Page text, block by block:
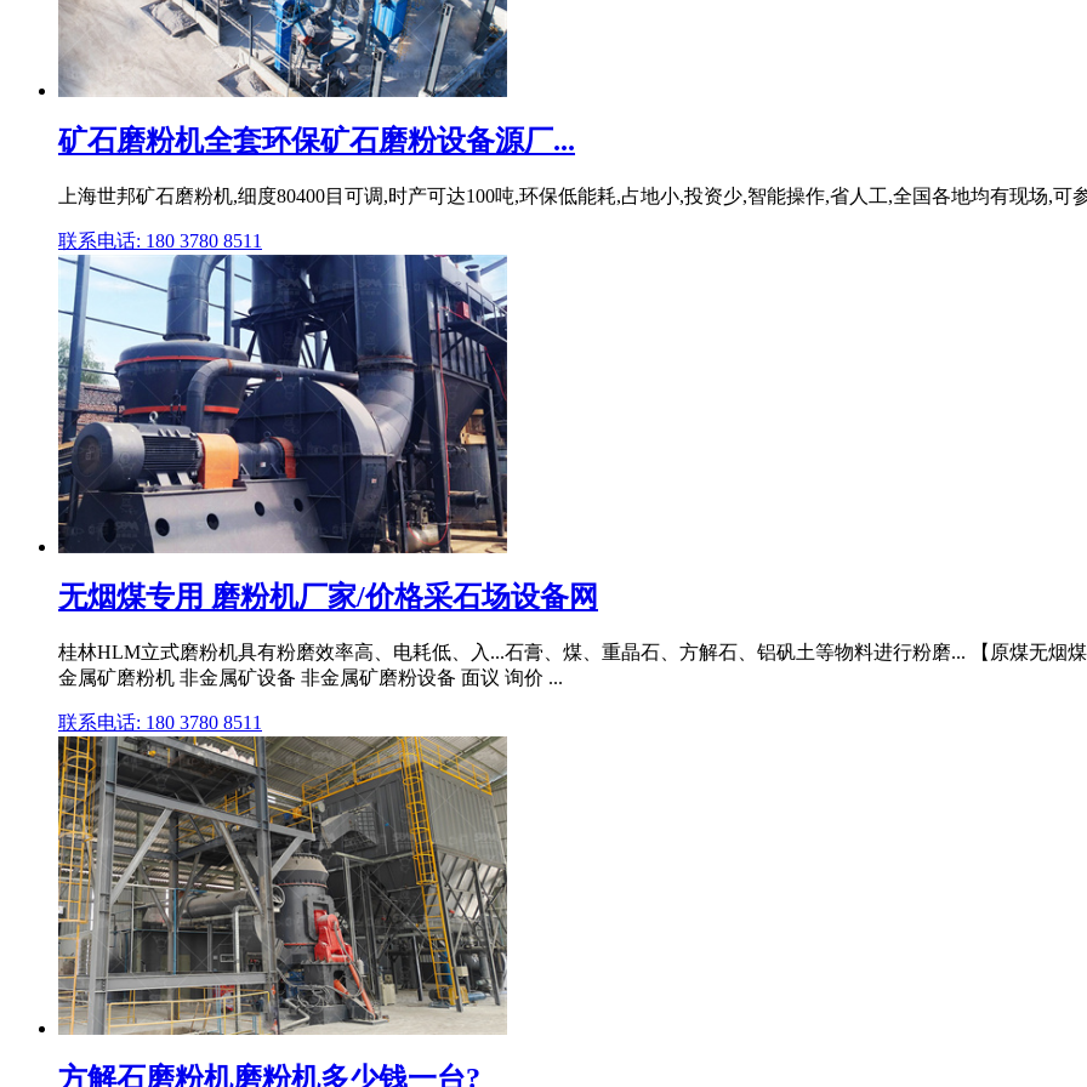
矿石磨粉机全套环保矿石磨粉设备源厂...
上海世邦矿石磨粉机,细度80400目可调,时产可达100吨,环保低能耗,占地小,投资少,智能操作,省人工,全国各地均有现场,可
联系电话: 180 3780 8511
无烟煤专用 磨粉机厂家/价格采石场设备网
桂林HLM立式磨粉机具有粉磨效率高、电耗低、入...石膏、煤、重晶石、方解石、铝矾土等物料进行粉磨... 【原煤无烟
金属矿磨粉机 非金属矿设备 非金属矿磨粉设备 面议 询价 ...
联系电话: 180 3780 8511
方解石磨粉机磨粉机多少钱一台?